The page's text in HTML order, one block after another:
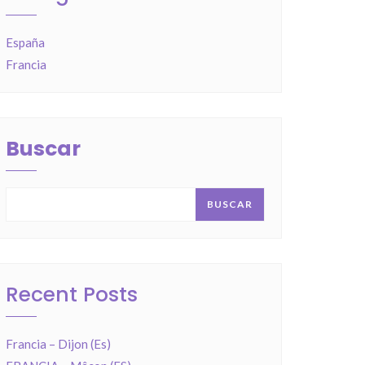
España
Francia
Buscar
BUSCAR
Recent Posts
Francia – Dijon (Es)